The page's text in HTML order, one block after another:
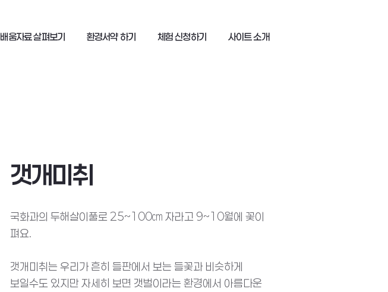
배움자료 살펴보기 환경서약 하기 체험 신청하기 사이트 소개
갯개미취
국화과의 두해살이풀로 25~100㎝ 자라고 9~10월에 꽃이
펴요.
갯개미취는 우리가 흔히 들판에서 보는 들꽃과 비슷하게
보일수도 있지만 자세히 보면 갯벌이라는 환경에서 아름다운